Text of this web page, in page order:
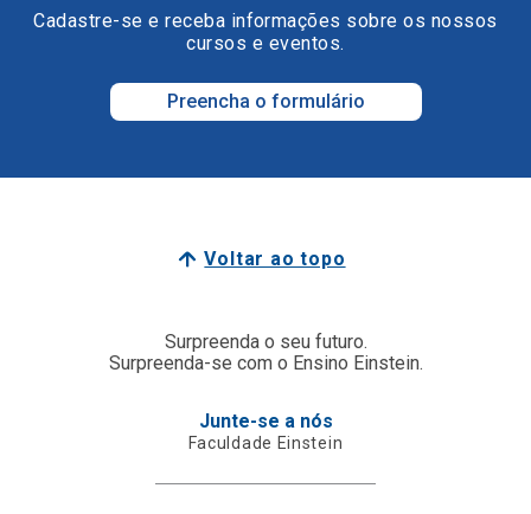
Cadastre-se e receba informações sobre os nossos
cursos e eventos.
Preencha o formulário
Voltar ao topo
Surpreenda o seu futuro.
Surpreenda-se com o Ensino Einstein.
Junte-se a nós
Faculdade Einstein